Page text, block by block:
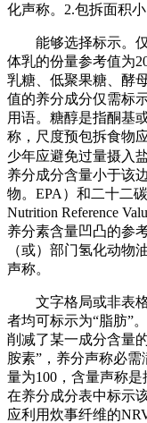
化声称。2.包拆面积小
能够选择标示。仅
体乳的份量参考值为
乳糖、低聚果糖、酵
值的养分成分仅需标
用语。糖醇是指酮基
称，尺度预包拆食物
少年应避免过量摄入
养分成分含量小于该
物。EPA）和二十二碳
Nutrition Reference
养分素含量凹凸的参
（或）部门氢化动物
声称。
文字格局或非表格
者均可标示为“脂肪”
削减了某一成分含量
胺素”，养分声称必
量为100，含量声称
在养分成分表中标示
应利用炊事纤维的